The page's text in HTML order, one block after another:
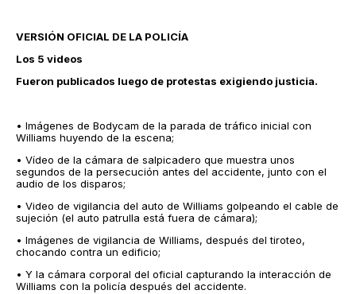
VERSIÓN OFICIAL DE LA POLICÍA
Los 5 videos
Fueron publicados luego de protestas exigiendo justicia.
• Imágenes de Bodycam de la parada de tráfico inicial con
Williams huyendo de la escena;
• Vídeo de la cámara de salpicadero que muestra unos
segundos de la persecución antes del accidente, junto con el
audio de los disparos;
• Video de vigilancia del auto de Williams golpeando el cable de
sujeción (el auto patrulla está fuera de cámara);
• Imágenes de vigilancia de Williams, después del tiroteo,
chocando contra un edificio;
• Y la cámara corporal del oficial capturando la interacción de
Williams con la policía después del accidente.